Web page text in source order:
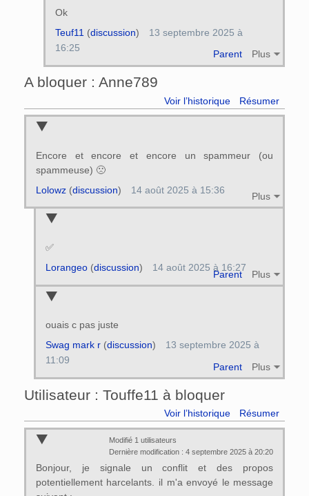
Ok
Parent Plus
Teuf11 (discussion)
13 septembre 2025 à
16:25
A bloquer : Anne789
Voir l’historique Résumer
Encore et encore et encore un spammeur (ou
spammeuse) 🙁
Plus
Lolowz(discussion) 14 août 2025 à 15:36
✅
Parent Plus
Lorangeo(discussion) 14 août 2025 à 16:27
ouais c pas juste
Parent Plus
Swag mark r(discussion)
13 septembre 2025 à
11:09
Utilisateur : Touffe11 à bloquer
Voir l’historique Résumer
Modifié 1 utilisateurs
Dernière modification : 4 septembre 2025 à 20:20
Bonjour, je signale un conflit et des propos
potentiellement harcelants. il m'a envoyé le message